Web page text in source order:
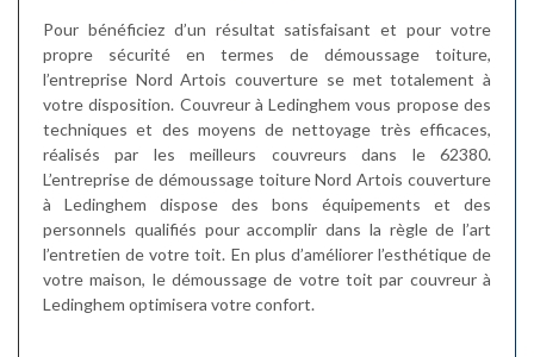
Pour bénéficiez d’un résultat satisfaisant et pour votre
propre sécurité en termes de démoussage toiture,
l’entreprise Nord Artois couverture se met totalement à
votre disposition. Couvreur à Ledinghem vous propose des
techniques et des moyens de nettoyage très efficaces,
réalisés par les meilleurs couvreurs dans le 62380.
L’entreprise de démoussage toiture Nord Artois couverture
à Ledinghem dispose des bons équipements et des
personnels qualifiés pour accomplir dans la règle de l’art
l’entretien de votre toit. En plus d’améliorer l’esthétique de
votre maison, le démoussage de votre toit par couvreur à
Ledinghem optimisera votre confort.